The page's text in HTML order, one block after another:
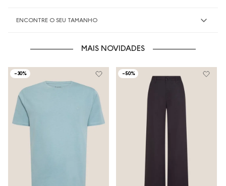
ENCONTRE O SEU TAMANHO
MAIS NOVIDADES
-30% -50%